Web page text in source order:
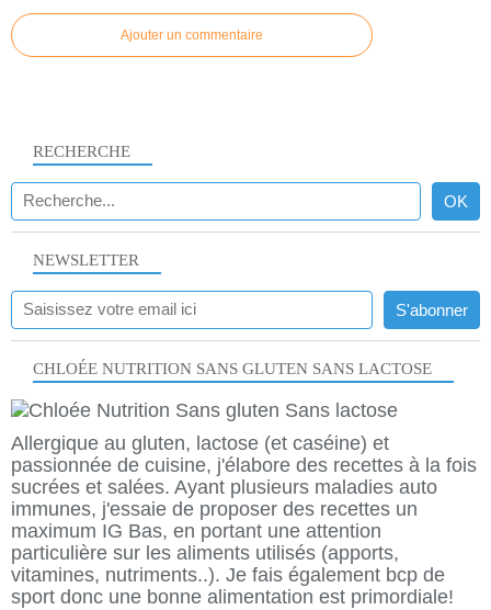
Ajouter un commentaire
NEWSLETTER
RECHERCHE
CHLOÉE NUTRITION SANS GLUTEN SANS LACTOSE
Allergique au gluten, lactose (et caséine) et
passionnée de cuisine, j'élabore des recettes à la fois
sucrées et salées. Ayant plusieurs maladies auto
immunes, j'essaie de proposer des recettes un
maximum IG Bas, en portant une attention
particulière sur les aliments utilisés (apports,
vitamines, nutriments..). Je fais également bcp de
sport donc une bonne alimentation est primordiale!